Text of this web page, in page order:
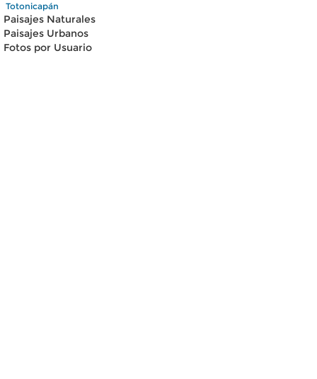
Totonicapán
Paisajes Naturales
Paisajes Urbanos
Fotos por Usuario